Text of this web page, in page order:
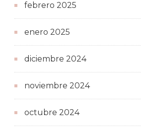
febrero 2025
enero 2025
diciembre 2024
noviembre 2024
octubre 2024